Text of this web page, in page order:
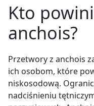
Kto
anchois?
Przetwory z anchois
ich osobom, które
niskosodową.
nadciśnieniu